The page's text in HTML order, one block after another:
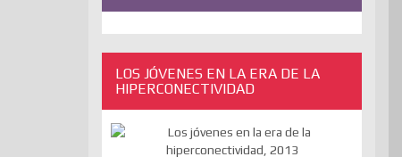
LOS JÓVENES EN LA ERA DE LA
HIPERCONECTIVIDAD